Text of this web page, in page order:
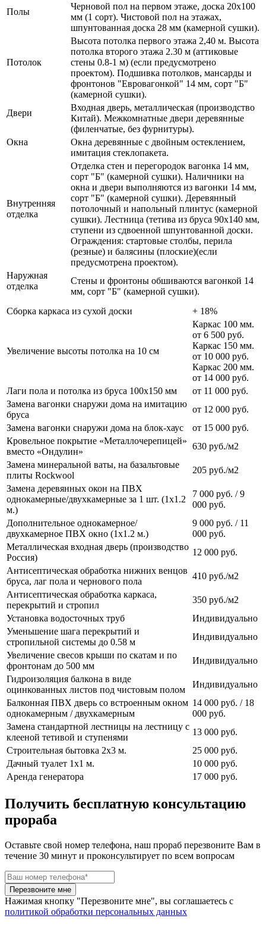
Полы
Черновой пол на первом этаже, доска 20х100
мм (1 сорт). Чистовой пол на этажах,
шпунтованная доска 28 мм (камерной сушки).
Потолок
Высота потолка первого этажа 2,40 м. Высота
потолка второго этажа 2.30 м (аттиковые
стены 0.8-1 м) (если предусмотрено
проектом). Подшивка потолков, мансарды и
фронтонов "Евровагонкой" 14 мм, сорт "Б"
(камерной сушки).
Двери
Входная дверь, металлическая (производство
Китай). Межкомнатные двери деревянные
(филенчатые, без фурнитуры).
Окна
Окна деревянные с двойным остеклением,
имитация стеклопакета.
Внутренняя
отделка
Отделка стен и перегородок вагонка 14 мм,
сорт "Б" (камерной сушки). Наличники на
окна и двери выполняются из вагонки 14 мм,
сорт "Б" (камерной сушки). Деревянный
потолочный и напольный плинтус (камерной
сушки). Лестница (тетива из бруса 90х140 мм,
ступени из сдвоенной шпунтованной доски.
Ограждения: стартовые столбы, перила
(резные) и балясины (плоские)(если
предусмотрена проектом).
Наружная
отделка
Стены и фронтоны обшиваются вагонкой 14
мм, сорт "Б" (камерной сушки).
Сборка каркаса из сухой доски
+ 18%
Увеличение высоты потолка на 10 см
Каркас 100 мм.
от 6 500 руб.
Каркас 150 мм.
от 10 000 руб.
Каркас 200 мм.
от 14 000 руб.
Лаги пола и потолка из бруса 100х150 мм
от 11 000 руб.
Замена вагонки снаружи дома на имитацию
бруса
от 12 000 руб.
Замена вагонки снаружи дома на блок-хаус
от 15 000 руб.
Кровельное покрытие «Металлочерепицей»
вместо «Ондулин»
630 руб./м2
Замена минеральной ваты, на базальтовые
плиты Rockwool
205 руб./м2
Замена деревянных окон на ПВХ
однокамерные/двухкамерные за 1 шт. (1х1.2
м.)
7 000 руб. / 9
000 руб.
Дополнительное однокамерное/
двухкамерное ПВХ окно (1х1.2 м.)
9 000 руб. / 11
000 руб.
Металлическая входная дверь (производство
Россия)
12 000 руб.
Антисептическая обработка нижних венцов
бруса, лаг пола и чернового пола
410 руб./м2
Антисептическая обработка каркаса,
перекрытий и стропил
350 руб./м2
Установка водосточных труб
Индивидуально
Уменьшение шага перекрытий и
стропильной системы до 0.58 м
Индивидуально
Увеличение свесов крыши по скатам и по
фронтонам до 500 мм
Индивидуально
Гидроизоляция балкона в виде
оцинкованных листов под чистовым полом
Индивидуально
Балконная ПВХ дверь со встроенным окном
однокамерным / двухкамерным
14 000 руб. / 18
000 руб.
Замена стандартной лестницы на лестницу с
клееной тетивой и ступенями
13 000 руб.
Строительная бытовка 2х3 м.
25 000 руб.
Дачный туалет 1х1 м.
10 000 руб.
Аренда генератора
17 000 руб.
Получить бесплатную консультацию
прораба
Оставьте свой номер телефона, наш прораб перезвоните Вам в
течение 30 минут и проконсультирует по всем вопросам
Перезвоните мне
Нажимая кнопку "Перезвоните мне", вы соглашаетесь с
политикой обработки персональных данных